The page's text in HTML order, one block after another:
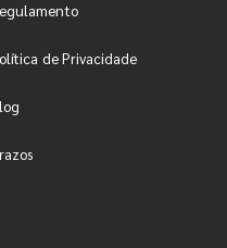
de Privacidade